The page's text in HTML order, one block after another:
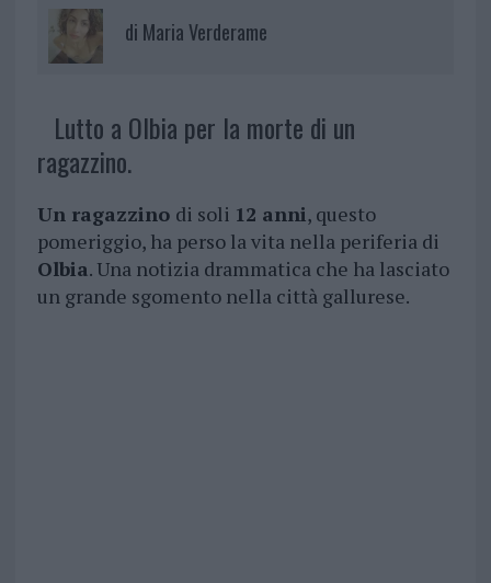
di Maria Verderame
Lutto a Olbia per la morte di un
ragazzino.
Un ragazzino di soli 12 anni, questo
pomeriggio, ha perso la vita nella periferia di
Olbia. Una notizia drammatica che ha lasciato
un grande sgomento nella città gallurese.